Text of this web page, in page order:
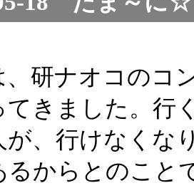
、研ナオコのコ
てきました。行
が、行けなくな
るからとのこと